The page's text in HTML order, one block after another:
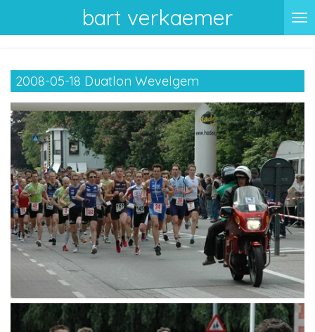
direct
de
hoofdinhoud
bart verkaemer
2008-05-18 Duatlon Wevelgem